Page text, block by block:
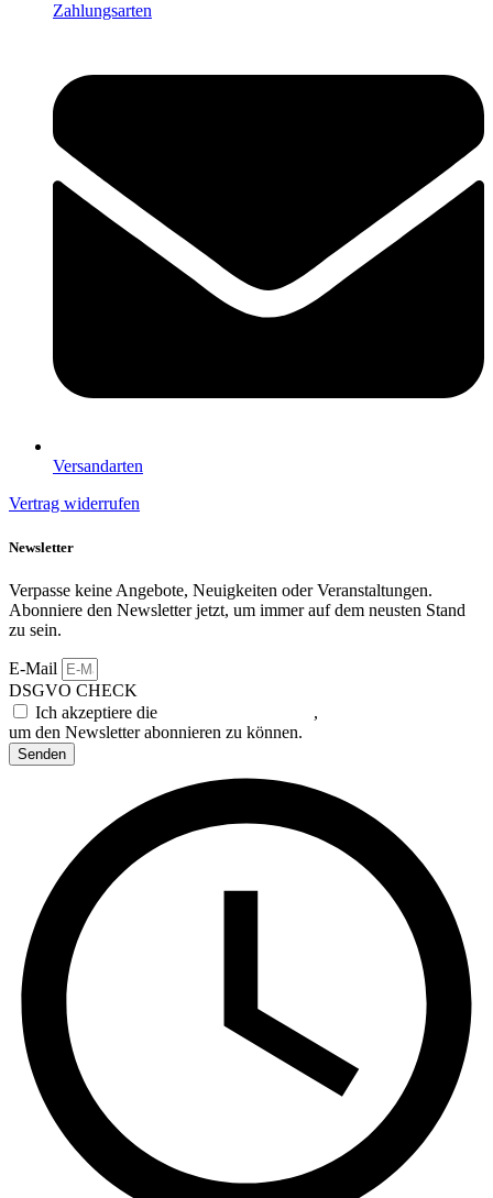
Zahlungsarten
Versandarten
Vertrag widerrufen
Newsletter
Verpasse keine Angebote, Neuigkeiten oder Veranstaltungen.
Abonniere den Newsletter jetzt, um immer auf dem neusten Stand
zu sein.
E-Mail
DSGVO CHECK
Ich akzeptiere die
,
um den Newsletter abonnieren zu können.
Senden